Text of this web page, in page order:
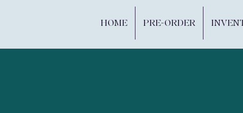
HOME PRE-ORDER